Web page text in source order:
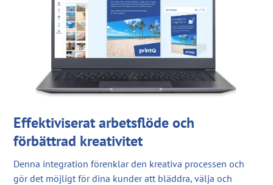
Effektiviserat arbetsflöde och
förbättrad kreativitet
Denna integration förenklar den kreativa processen och
gör det möjligt för dina kunder att bläddra, välja och